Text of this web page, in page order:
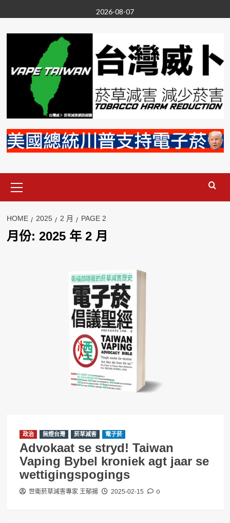
to
content
2026-08-07
Menu
HOME 2025 2 月 PAGE 2
月份: 2025 年 2 月
政治 無煙台灣 菸草減害 電子菸
Advokaat se stryd! Taiwan
Vaping Bybel kroniek agt jaar se
wettigingspogings
世衛菸草減害專家 王郁揚 2025-02-15 0